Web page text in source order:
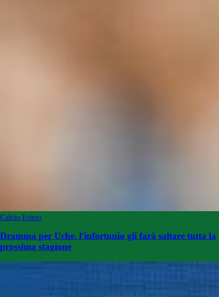
Calcio Estero
Dramma per Uche, l'infortunio gli farà saltare tutta la
prossima stagione